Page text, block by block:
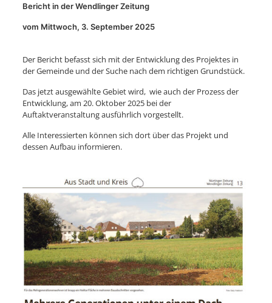
Bericht in der Wendlinger Zeitung
vom Mittwoch, 3. September 2025
Der Bericht befasst sich mit der Entwicklung des Projektes in
der Gemeinde und der Suche nach dem richtigen Grundstück.
Das jetzt ausgewählte Gebiet wird, wie auch der Prozess der
Entwicklung, am 20. Oktober 2025 bei der
Auftaktveranstaltung ausführlich vorgestellt.
Alle Interessierten können sich dort über das Projekt und
dessen Aufbau informieren.